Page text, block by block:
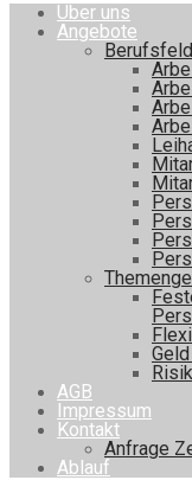
Über uns
Angebote
AGB
Impressum
Kontakt
Anfrage
Ablauf